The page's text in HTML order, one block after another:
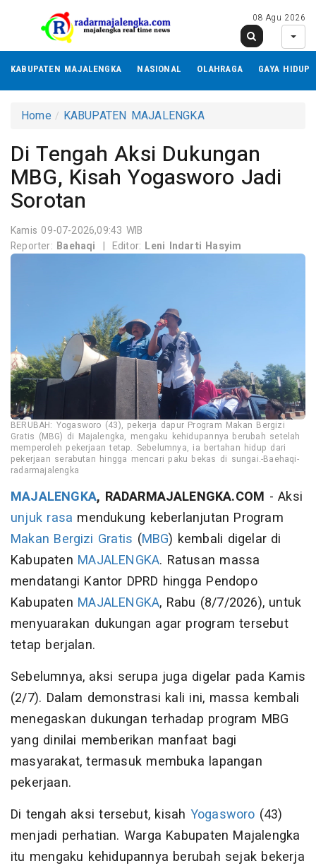
08 Agu 2026
KABUPATEN MAJALENGKA NASIONAL OLAHRAGA GAYA HIDUP
Home KABUPATEN MAJALENGKA
Di Tengah Aksi Dukungan
MBG, Kisah Yogasworo Jadi
Sorotan
Kamis 09-07-2026,09:43 WIB
Reporter: Baehaqi | Editor: Leni Indarti Hasyim
BERUBAH: Yogasworo (43), pekerja dapur Program Makan Bergizi
Gratis (MBG) di Majalengka, mengaku kehidupannya berubah setelah
memperoleh pekerjaan tetap. Sebelumnya, ia bertahan hidup dari
pekerjaan serabutan hingga mencari paku bekas di sungai.-Baehaqi-
radarmajalengka
MAJALENGKA, RADARMAJALENGKA.COM - Aksi
unjuk rasa mendukung keberlanjutan Program
Makan Bergizi Gratis (MBG) kembali digelar di
Kabupaten MAJALENGKA. Ratusan massa
mendatangi Kantor DPRD hingga Pendopo
Kabupaten MAJALENGKA, Rabu (8/7/2026), untuk
menyuarakan dukungan agar program tersebut
tetap berjalan.
Sebelumnya, aksi serupa juga digelar pada Kamis
(2/7). Dalam demonstrasi kali ini, massa kembali
menegaskan dukungan terhadap program MBG
yang dinilai memberikan manfaat bagi
masyarakat, termasuk membuka lapangan
pekerjaan.
Di tengah aksi tersebut, kisah Yogasworo (43)
menjadi perhatian. Warga Kabupaten Majalengka
itu mengaku kehidupannya berubah sejak bekerja